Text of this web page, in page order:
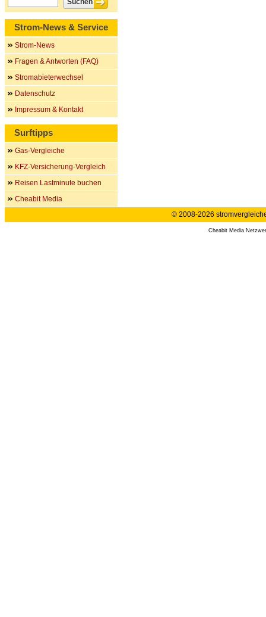
Strom-News & Service
Strom-News
Fragen & Antworten (FAQ)
Stromabieterwechsel
Datenschutz
Impressum & Kontakt
Surftipps
Gas-Vergleiche
KFZ-Versicherung-Vergleich
Reisen Lastminute buchen
Cheabit Media
© 2008-2026
Cheabit Media